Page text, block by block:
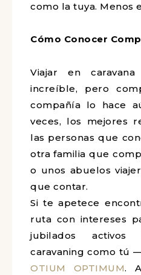
como la tuya. Menos
Cómo Conocer
Viajar en
increíble, pero
compañía lo hace
veces, los mejores
las personas que
otra familia que
o unos abuelos
que contar.
Si te apetece
ruta con intereses
jubilados
caravaning como tú
OTIUM OPTIMUM.